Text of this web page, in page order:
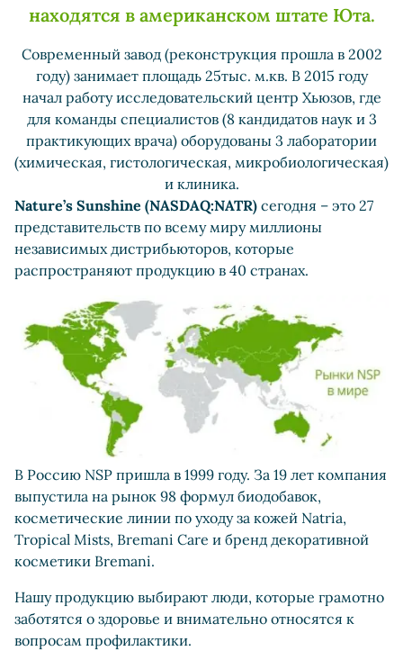
находятся в американском штате Юта.
Современный завод (реконструкция прошла в 2002
году) занимает площадь 25тыс. м.кв. В 2015 году
начал работу исследовательский центр Хьюзов, где
для команды специалистов (8 кандидатов наук и 3
практикующих врача) оборудованы 3 лаборатории
(химическая, гистологическая, микробиологическая)
и клиника.
Nature’s Sunshine (NASDAQ:NATR) сегодня – это 27
представительств по всему миру миллионы
независимых дистрибьюторов, которые
распространяют продукцию в 40 странах.
В Россию NSP пришла в 1999 году. За 19 лет компания
выпустила на рынок 98 формул биодобавок,
косметические линии по уходу за кожей Natria,
Tropical Mists, Bremani Care и бренд декоративной
косметики Bremani.
Нашу продукцию выбирают люди, которые грамотно
заботятся о здоровье и внимательно относятся к
вопросам профилактики.